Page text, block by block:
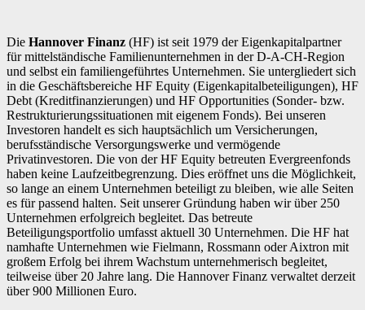
Die Hannover Finanz (HF) ist seit 1979 der Eigenkapitalpartner
für mittelständische Familienunternehmen in der D-A-CH-Region
und selbst ein familiengeführtes Unternehmen. Sie untergliedert sich
in die Geschäftsbereiche HF Equity (Eigenkapitalbeteiligungen), HF
Debt (Kreditfinanzierungen) und HF Opportunities (Sonder- bzw.
Restrukturierungssituationen mit eigenem Fonds). Bei unseren
Investoren handelt es sich hauptsächlich um Versicherungen,
berufsständische Versorgungswerke und vermögende
Privatinvestoren. Die von der HF Equity betreuten Evergreenfonds
haben keine Laufzeitbegrenzung. Dies eröffnet uns die Möglichkeit,
so lange an einem Unternehmen beteiligt zu bleiben, wie alle Seiten
es für passend halten. Seit unserer Gründung haben wir über 250
Unternehmen erfolgreich begleitet. Das betreute
Beteiligungsportfolio umfasst aktuell 30 Unternehmen. Die HF hat
namhafte Unternehmen wie Fielmann, Rossmann oder Aixtron mit
großem Erfolg bei ihrem Wachstum unternehmerisch begleitet,
teilweise über 20 Jahre lang. Die Hannover Finanz verwaltet derzeit
über 900 Millionen Euro.